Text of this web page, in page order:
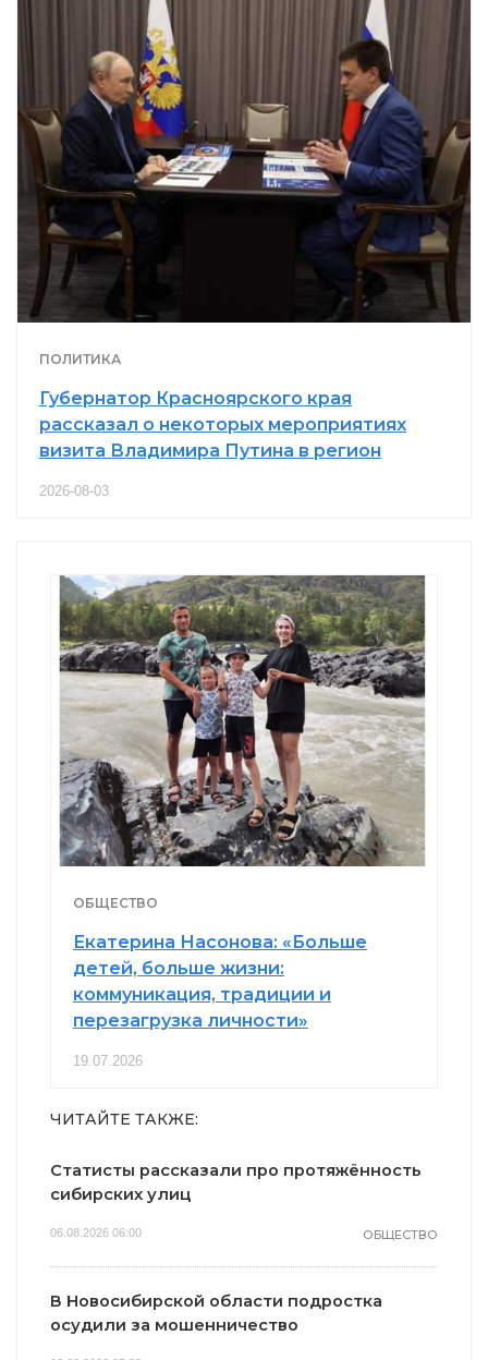
ПОЛИТИКА
Губернатор Красноярского края
рассказал о некоторых мероприятиях
визита Владимира Путина в регион
2026-08-03
ОБЩЕСТВО
Екатерина Насонова: «Больше
детей, больше жизни:
коммуникация, традиции и
перезагрузка личности»
19.07.2026
ЧИТАЙТЕ ТАКЖЕ:
Статисты рассказали про протяжённость
сибирских улиц
06.08.2026 06:00 ОБЩЕСТВО
В Новосибирской области подростка
осудили за мошенничество